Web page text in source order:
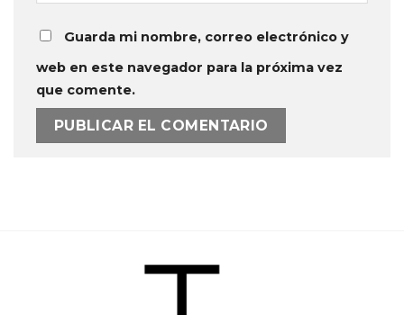
Guarda mi nombre, correo electrónico y
web en este navegador para la próxima vez
que comente.